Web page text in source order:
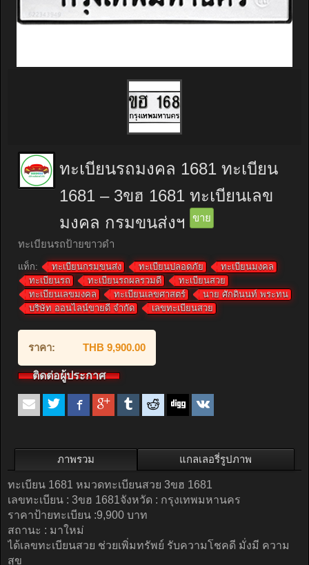
ทะเบียนรถมงคล 1681 ทะเบียน
1681 – 3ขฮ 1681 ทะเบียนเลข
มงคล กรมขนส่งฯ
ขาย
ทะเบียนรถป้ายขาวดำ
แท็ก: ทะเบียนกรมขนส่ง ทะเบียนปลอดภัย
ทะเบียนมงคล
ทะเบียนรถ
ทะเบียนรถผลรวมดี
ทะเบียนสวย
ทะเบียนเลขมงคล
ทะเบียนเลขศาสตร์
นาย ศักดินนท์ พระทน
บริษัท ออนไลน์ขายดี จำกัด
เลขทะเบียนสวย
ราคา: THB 9,900.00
ติดต่อผู้ประกาศ
ภาพรวม แกลเลอรี่รูปภาพ
ทะเบียน 1681 หมวดทะเบียนสวย 3ขฮ 1681
เลขทะเบียน : 3ขฮ 1681จังหวัด : กรุงเทพมหานคร
ราคาป้ายทะเบียน :9,900 บาท
สถานะ : มาใหม่
ได้เลขทะเบียนสวย ช่วยเพิ่มทรัพย์ รับความโชคดี มั่งมี ความ
สุข